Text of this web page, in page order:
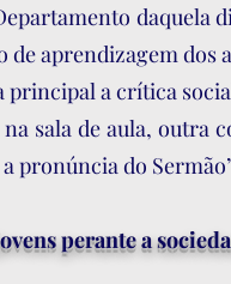
daquela
aprendizagem
principal a crítica
sala de aula,
pronúncia do
perante a